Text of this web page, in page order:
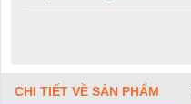
CHI TIẾT VỀ SẢN PHẨM